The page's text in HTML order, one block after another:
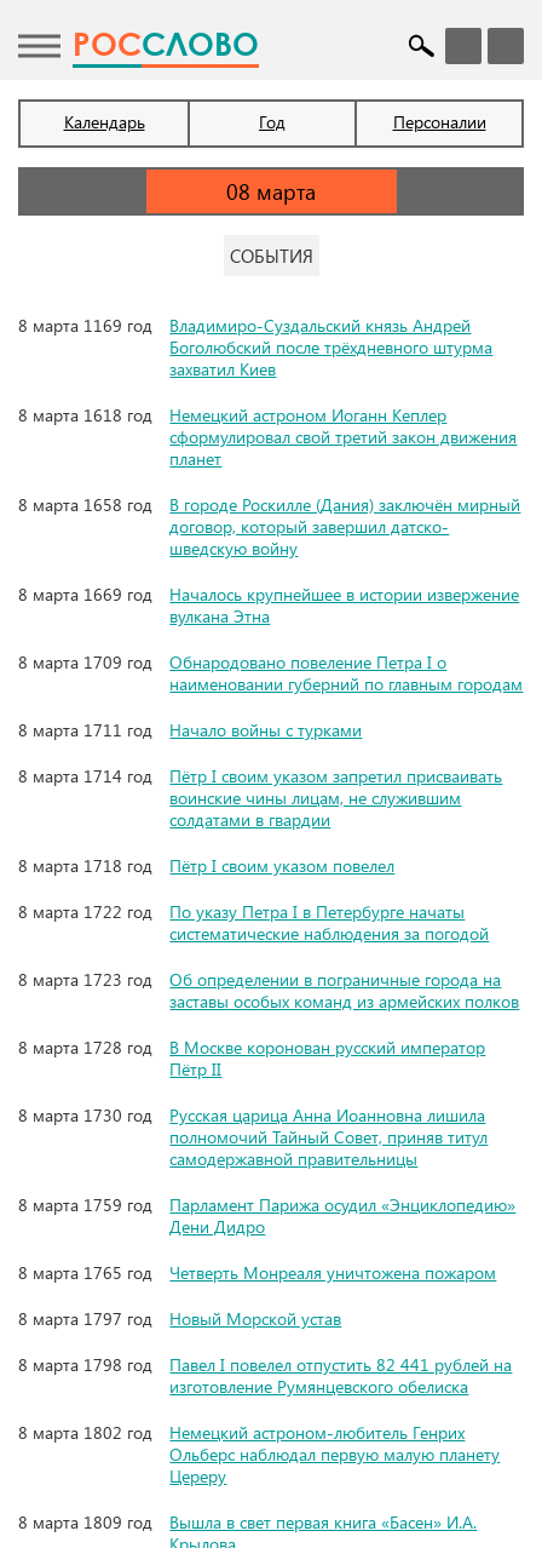
POCСЛОВО
Календарь Год Персоналии
СОБЫТИЯ
8 марта 1169 год
Владимиро-Суздальский князь Андрей
Боголюбский после трёхдневного штурма
захватил Киев
8 марта 1618 год
Немецкий астроном Иоганн Кеплер
сформулировал свой третий закон движения
планет
8 марта 1658 год
В городе Роскилле (Дания) заключён мирный
договор, который завершил датско-
шведскую войну
8 марта 1669 год
Началось крупнейшее в истории извержение
вулкана Этна
8 марта 1709 год
Обнародовано повеление Петра I о
наименовании губерний по главным городам
8 марта 1711 год
Начало войны с турками
8 марта 1714 год
Пётр I своим указом запретил присваивать
воинские чины лицам, не служившим
солдатами в гвардии
8 марта 1718 год
Пётр I своим указом повелел
8 марта 1722 год
По указу Петра I в Петербурге начаты
систематические наблюдения за погодой
8 марта 1723 год
Об определении в пограничные города на
заставы особых команд из армейских полков
8 марта 1728 год
В Москве коронован русский император
Пётр II
8 марта 1730 год
Русская царица Анна Иоанновна лишила
полномочий Тайный Совет, приняв титул
самодержавной правительницы
8 марта 1759 год
Парламент Парижа осудил «Энциклопедию»
Дени Дидро
8 марта 1765 год
Четверть Монреаля уничтожена пожаром
8 марта 1797 год
Новый Морской устав
8 марта 1798 год
Павел I повелел отпустить 82 441 рублей на
изготовление Румянцевского обелиска
8 марта 1802 год
Немецкий астроном-любитель Генрих
Ольберс наблюдал первую малую планету
Цереру
8 марта 1809 год
Вышла в свет первая книга «Басен» И.А.